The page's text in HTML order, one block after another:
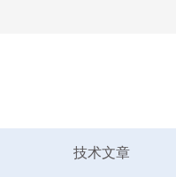
技术文章